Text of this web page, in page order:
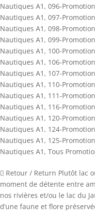
Nautiques A1 , 096-
Nautiques A1 , 097-
Nautiques A1 , 098-
Nautiques A1 , 099-
Nautiques A1 , 100-
Nautiques A1 , 106-
Nautiques A1 , 107-
Nautiques A1 , 110-
Nautiques A1 , 111-
Nautiques A1 , 116-
Nautiques A1 , 120-
Nautiques A1 , 124-
Nautiques A1 , 125-
Nautiques A1 , Tous
 Retour / Return Plutôt lac
moment de détente entre
nos rivières et/ou le lac du
d’une faune et flore